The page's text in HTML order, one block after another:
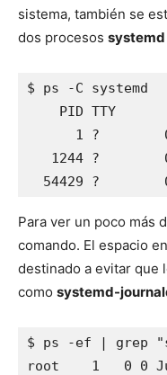
sistema, también se
dos procesos systemd
$ ps -C systemd
PID TTY
1244 ?
54429 ?
Para ver un poco más
comando. El espacio
destinado a evitar que
como systemd-
$ ps -ef | grep
root    1   0 0